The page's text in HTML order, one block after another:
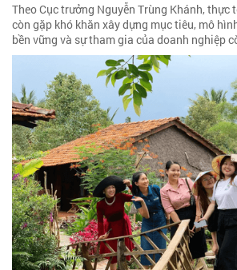
Theo Cục trưởng Nguyễn Trùng Khánh, thực
còn gặp khó khăn xây dựng mục tiêu, mô
bền vững và sự tham gia của doanh nghiệp